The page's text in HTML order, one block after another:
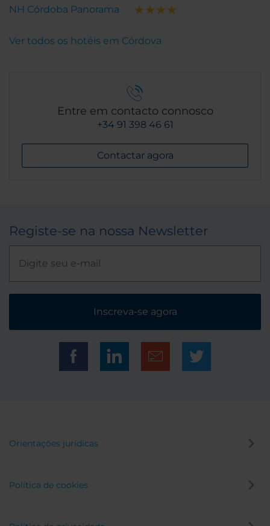
NH Córdoba Panorama
Ver todos os hotéis em Córdova
Entre em contacto connosco
+34 91 398 46 61
Contactar agora
Registe-se na nossa Newsletter
Inscreva-se agora
Orientações jurídicas
Política de cookies